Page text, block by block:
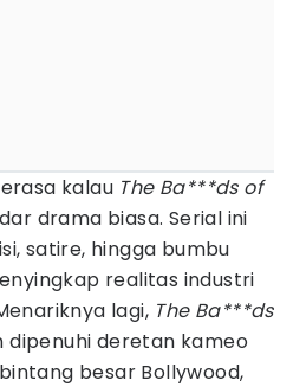
kalau The Ba***ds of
drama biasa. Serial ini
satire, hingga bumbu
realitas industri
lagi, The Ba***ds
dipenuhi deretan kameo
besar Bollywood,